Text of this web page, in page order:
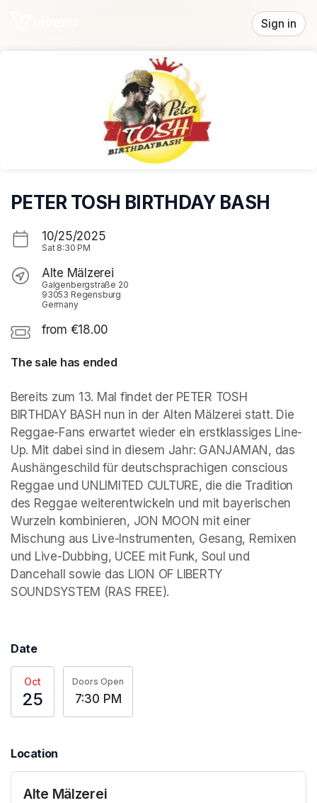
Sign in
PETER TOSH BIRTHDAY BASH
10/25/2025
Sat 8:30 PM
Alte Mälzerei
Galgenbergstraße 20
93053 Regensburg
Germany
from €18.00
The sale has ended
Bereits zum 13. Mal findet der PETER TOSH
BIRTHDAY BASH nun in der Alten Mälzerei statt. Die
Reggae-Fans erwartet wieder ein erstklassiges Line-
Up. Mit dabei sind in diesem Jahr: GANJAMAN, das
Aushängeschild für deutschsprachigen conscious
Reggae und UNLIMITED CULTURE, die die Tradition
des Reggae weiterentwickeln und mit bayerischen
Wurzeln kombinieren, JON MOON mit einer
Mischung aus Live-Instrumenten, Gesang, Remixen
und Live-Dubbing, UCEE mit Funk, Soul und
Dancehall sowie das LION OF LIBERTY
SOUNDSYSTEM (RAS FREE).
Date
Oct
25
Doors Open
7:30 PM
Location
Alte Mälzerei